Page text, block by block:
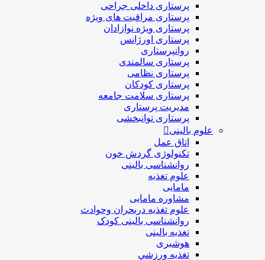
پرستاری داخلی جراحی
پرستاری مراقبت های ويژه
پرستاری ويژه نوازادان
پرستاری اورژانس
روانپرستاری
پرستاری سالمندی
پرستاری نظامی
پرستاری کودکان
پرستاری سلامت جامعه
مدیریت پرستاری
پرستاری توانبخشی
علوم بالینی
اتاق عمل
تکنولوژی گردش خون
روانشناسی بالینی
علوم تغذیه
مامایی
مشاوره مامایی
علوم تغذیه دربحران وحوادث
روانشناسی بالینی کودک
تغذیه بالینی
هوشبری
تغذيه ورزشي